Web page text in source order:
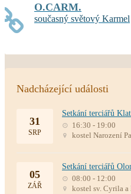
O.CARM.
současný světový Karmel
Nadcházející události
31
SRP
Setkání terciářů
16:30 - 19:00
kostel Narození
05
ZÁŘ
Setkání terciářů
08:00 - 12:00
kostel sv. Cyrila